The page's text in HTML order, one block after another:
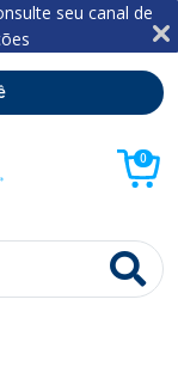
seu canal de
0